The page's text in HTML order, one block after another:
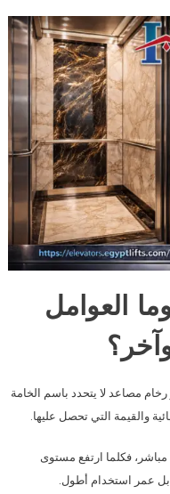
العوامل
مصاعد لا يتحدد باسم الخامة
والقيمة التي تحصل عليها.
فكلما ارتفع مستوى
عمر استخدام أطول.